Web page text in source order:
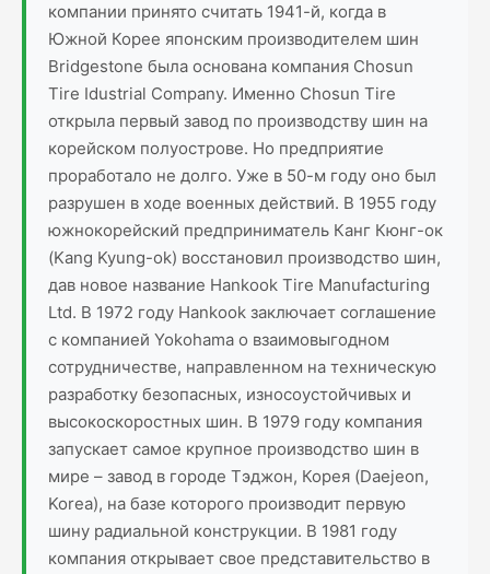
компании принято считать 1941-й, когда в
Южной Корее японским производителем шин
Bridgestone была основана компания Chosun
Tire Idustrial Company. Именно Chosun Tire
открыла первый завод по производству шин на
корейском полуострове. Но предприятие
проработало не долго. Уже в 50-м году оно был
разрушен в ходе военных действий. В 1955 году
южнокорейский предприниматель Канг Кюнг-ок
(Kang Kyung-ok) восстановил производство шин,
дав новое название Hankook Tire Manufacturing
Ltd. В 1972 году Hankook заключает соглашение
с компанией Yokohama о взаимовыгодном
сотрудничестве, направленном на техническую
разработку безопасных, износоустойчивых и
высокоскоростных шин. В 1979 году компания
запускает самое крупное производство шин в
мире – завод в городе Тэджон, Корея (Daejeon,
Korea), на базе которого производит первую
шину радиальной конструкции. В 1981 году
компания открывает свое представительство в